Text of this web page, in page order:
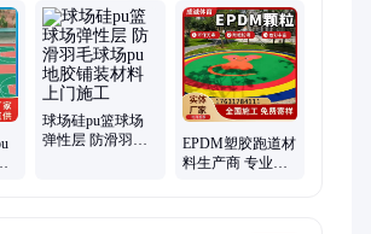
epdm地胶、epdm塑胶、epdm地垫、硅pu面层、
地、硅pu地坪、硅pu塑胶、水性硅pu、球场硅
标硅pu、游乐设施、公园组合、球场涂料、塑
、塑料滑梯
球场硅pu篮球场
弹性层 防滑羽毛
EPDM塑胶跑道材
料生产商 专业橡